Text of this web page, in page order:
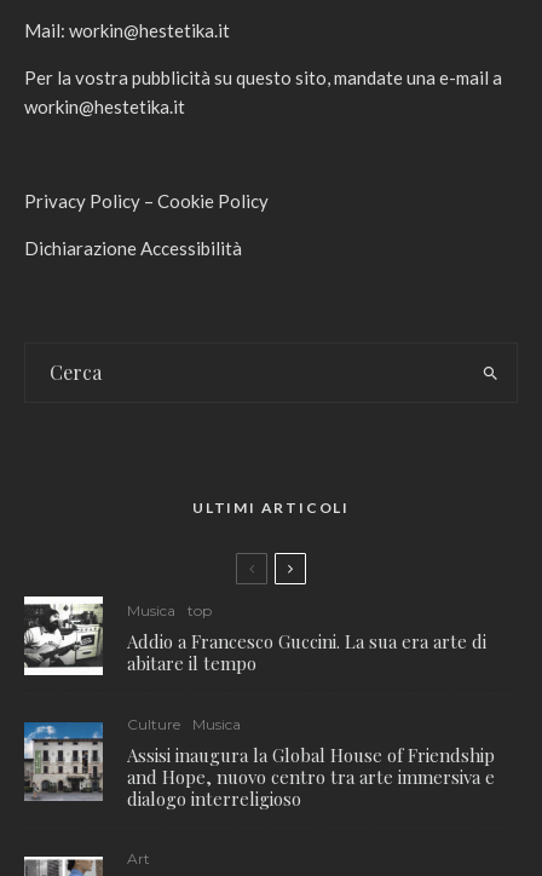
Mail: workin@hestetika.it
Per la vostra pubblicità su questo sito, mandate una e-mail a
workin@hestetika.it
Privacy Policy – Cookie Policy
Dichiarazione Accessibilità
ULTIMI ARTICOLI
Musica top
Addio a Francesco Guccini. La sua era arte di
abitare il tempo
Culture Musica
Assisi inaugura la Global House of Friendship
and Hope, nuovo centro tra arte immersiva e
dialogo interreligioso
Art